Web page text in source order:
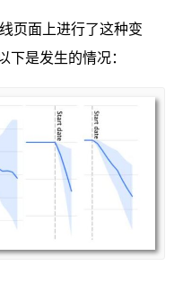
页面上进行了这种变
下是发生的情况：